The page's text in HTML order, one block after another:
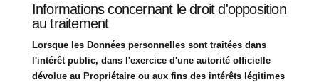
Informations concernant le droit d'opposition
au traitement
Lorsque les Données personnelles sont traitées dans
l'intérêt public, dans l'exercice d'une autorité officielle
dévolue au Propriétaire ou aux fins des intérêts légitimes